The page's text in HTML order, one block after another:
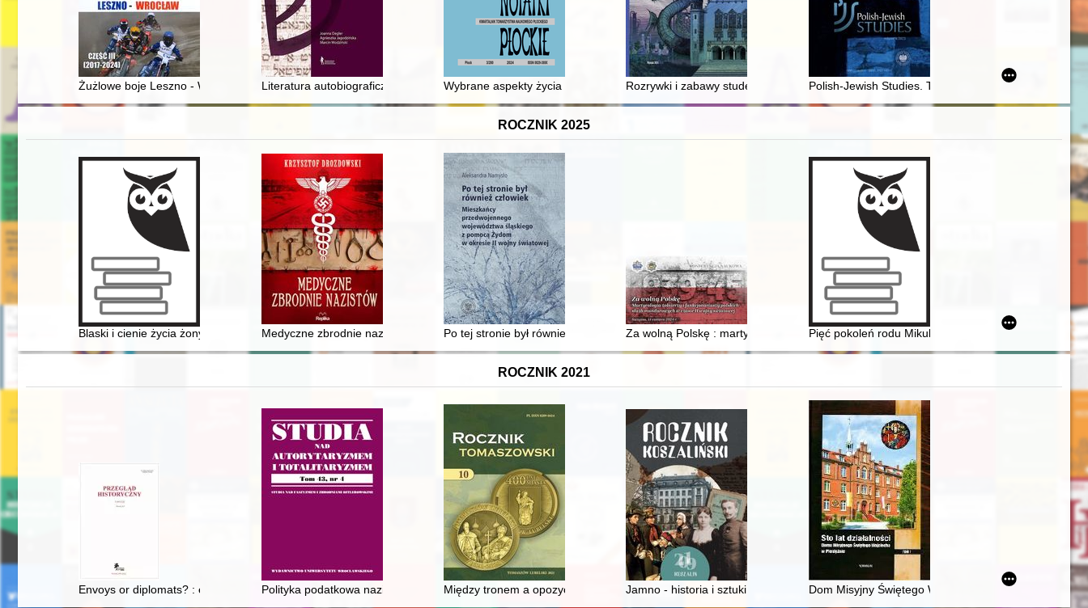
Żużlowe boje Leszno - Wrocław. Cz. 3,Literatura autobiograficzna Żydów polskich : tradycja, nowoczesność, płeć
Wybrane aspekty życia społeczno-gospodarczego małych miast Mazowsza Północnego pod panowaniem pruskim (1793-
Rozrywki i zabawy studentów Uniwersytetu Poznańskiego w dwudziestoleciu
Polish-Jewish Studies. T. 4 (2023)
ROCZNIK 2025
Blaski i cienie życia żony uczonego..." : o emancypacji, naukowej karierze i małżeństwie Hanny Hirszfeldowej = "The pros and cons of the life of scientifist's wife..." : about emancipation, scientific
Medyczne zbrodnie nazistów Po tej stronie był również człowiek : mieszkańcy przedwojennego województwa śląskiego z pomocą Żydom w okresie II wojny
Za wolną Polskę : martyrologia żołnierzy, policjantów i funkcjonariuszy innych polskich
Pięć pokoleń rodu Mikulskich. T. 1
ROCZNIK 2021
Envoys or diplomats? : envoys of the Polish Medieval monarchs in their marriage politics
Polityka podatkowa nazistowskich Niemiec : zarys problematyki = Tax policy of Nazi Germany : an outline of the problem
Między tronem a opozycją, czyli o zawiłościach kariery polityczno-wojskowej Tomasza Zamoyskiego w latach 1618-1628
Jamno - historia i sztuki piękne Dom Misyjny Świętego Wojciecha w Pieniężnie a